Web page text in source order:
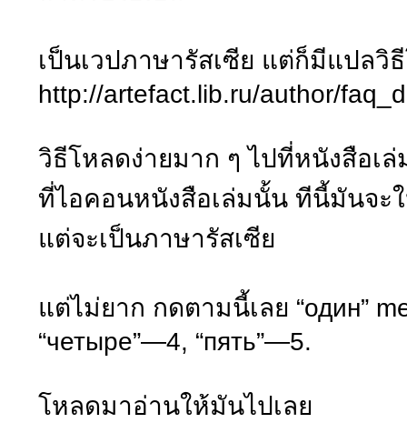
เป็นเวปภาษารัสเซีย แต่ก็มีแปล
http://artefact.lib.ru/author/
วิธีโหลดง่ายมาก ๆ ไปที่หนังสือเ
ที่ไอคอนหนังสือเล่มนั้น ทีนี้มันจะ
แต่จะเป็นภาษารัสเซีย
แต่ไม่ยาก กดตามนี้เลย “один”
“четыре”—4, “пять”—5.
โหลดมาอ่านให้มันไปเลย